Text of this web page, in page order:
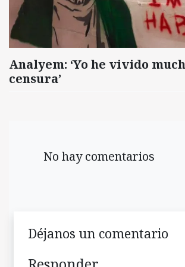
Analyem: ‘Yo he vivido
censura’
No hay comentarios
Déjanos un comentario